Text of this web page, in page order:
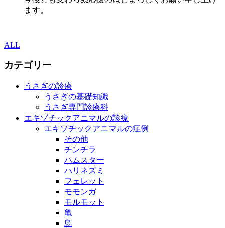
ます。
ALL
カテゴリー
うさぎの診療
うさぎの基礎知識
うさぎ専門診療科
エキゾチックアニマルの診療
エキゾチックアニマルの症例
その他
チンチラ
ハムスター
ハリネズミ
フェレット
モモンガ
モルモット
亀
鳥